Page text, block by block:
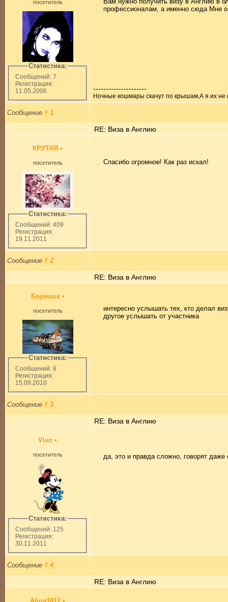
посетитель
Статистика:
Сообщений: 7
Регистрация:
11.05.2006
профессионалам, а именно сюда Мне
---------------------
Ночные кошмары скачут по крышам,А я их не
Сообщение # 1
RE: Виза в Англию
КРУТАЯ •
посетитель
Статистика:
Сообщений: 409
Регистрация:
19.11.2011
Спасибо огромное! Как раз искал!
Сообщение # 2
RE: Виза в Англию
Корешок •
посетитель
Статистика:
Сообщений: 8
Регистрация:
15.09.2010
интересно услышать тех, кто делал
другое услышать от участника
Сообщение # 3
RE: Виза в Англию
Vivo •
посетитель
Статистика:
Сообщений: 125
Регистрация:
30.11.2011
да, это и правда сложно, говорят
Сообщение # 4
RE: Виза в Англию